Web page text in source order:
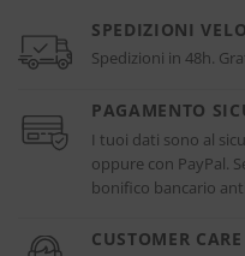
SPEDIZIONI
Spedizioni in 48h.
PAGAMENTO
I tuoi dati sono al
oppure con PayPal.
bonifico bancario
CUSTOMER CARE